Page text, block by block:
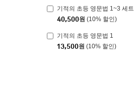
기적의 초등 영문법 1~3 세트
40,500원 (10% 할인)
기적의 초등 영문법 1
13,500원 (10% 할인)